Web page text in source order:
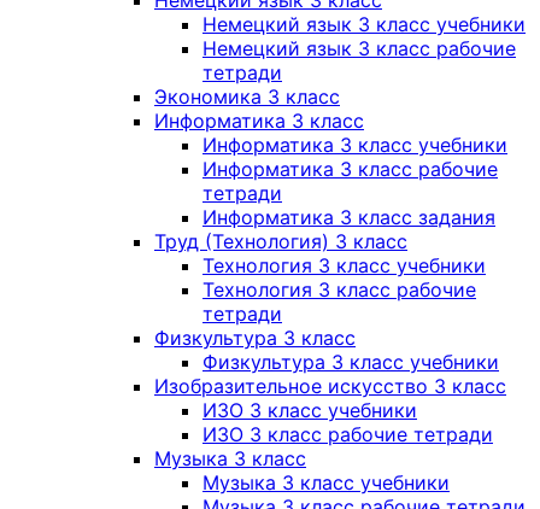
Немецкий язык 3 класс учебники
Немецкий язык 3 класс рабочие
тетради
Экономика 3 класс
Информатика 3 класс
Информатика 3 класс учебники
Информатика 3 класс рабочие
тетради
Информатика 3 класс задания
Труд (Технология) 3 класс
Технология 3 класс учебники
Технология 3 класс рабочие
тетради
Физкультура 3 класс
Физкультура 3 класс учебники
Изобразительное искусство 3 класс
ИЗО 3 класс учебники
ИЗО 3 класс рабочие тетради
Музыка 3 класс
Музыка 3 класс учебники